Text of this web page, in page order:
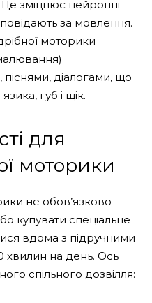
Це зміцнює нейронні
за мовлення.
моторики
діалогами, що
губ і щік.
для
моторики
не обов’язково
купувати спеціальне
вдома з підручними
хвилин на день. Ось
спільного дозвілля: